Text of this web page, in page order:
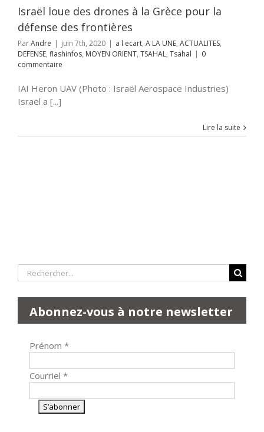
Israël loue des drones à la Grèce pour la
défense des frontières
ParAndre | juin 7th, 2020 | a l ecart, A LA UNE, ACTUALITES,
DEFENSE, flashinfos, MOYEN ORIENT, TSAHAL, Tsahal | 0
commentaire
IAI Heron UAV (Photo : Israël Aerospace Industries)
Israël a [...]
Lire la suite
Rechercher:
Abonnez-vous à notre newsletter
Prénom *
Courriel *